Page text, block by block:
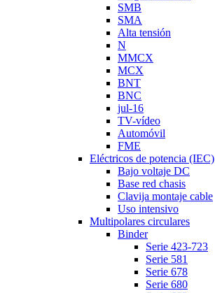
SMB
SMA
Alta tensión
N
MMCX
MCX
BNT
BNC
jul-16
TV-vídeo
Automóvil
FME
Eléctricos de potencia (IEC)
Bajo voltaje DC
Base red chasis
Clavija montaje cable
Uso intensivo
Multipolares circulares
Binder
Serie 423-723
Serie 581
Serie 678
Serie 680